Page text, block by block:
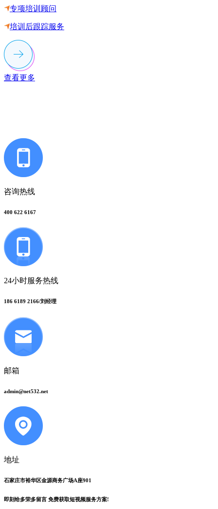
专项培训顾问
培训后跟踪服务
查看更多
咨询热线
400 622 6167
24小时服务热线
186 6189 2166/刘经理
邮箱
admin@net532.net
地址
石家庄市裕华区金源商务广场A座901
即刻给多荣多留言 免费获取短视频服务方案!